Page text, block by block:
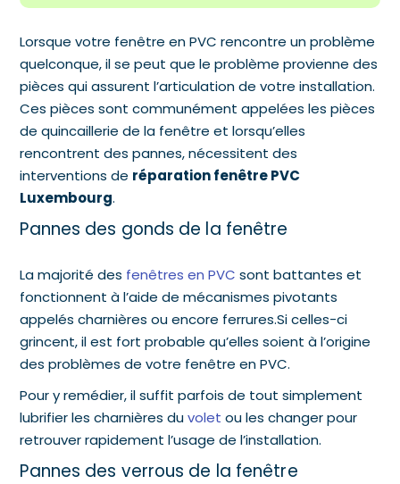
Lorsque votre fenêtre en PVC rencontre un problème
quelconque, il se peut que le problème provienne des
pièces qui assurent l’articulation de votre installation.
Ces pièces sont communément appelées les pièces
de quincaillerie de la fenêtre et lorsqu’elles
rencontrent des pannes, nécessitent des
interventions de réparation fenêtre PVC
Luxembourg.
Pannes des gonds de la fenêtre
La majorité des fenêtres en PVCsont battantes et
fonctionnent à l’aide de mécanismes pivotants
appelés charnières ou encore ferrures.Si celles-ci
grincent, il est fort probable qu’elles soient à l’origine
des problèmes de votre fenêtre en PVC.
Pour y remédier, il suffit parfois de tout simplement
lubrifier les charnières duvolet ou les changer pour
retrouver rapidement l’usage de l’installation.
Pannes des verrous de la fenêtre